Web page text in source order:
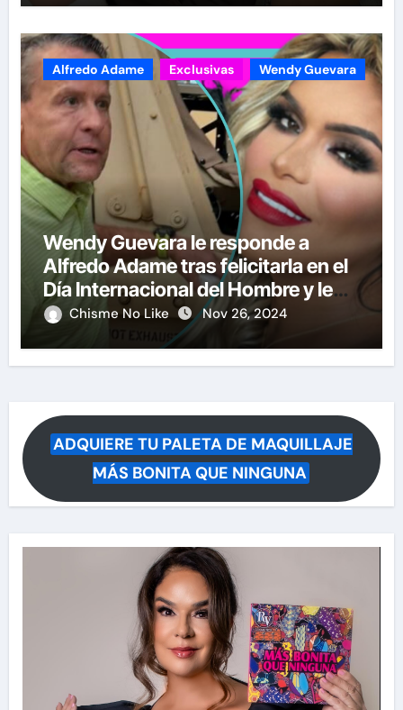
Alfredo Adame Exclusivas Wendy Guevara
Wendy Guevara le responde a
Alfredo Adame tras felicitarla en el
Día Internacional del Hombre y le
manda otro mensaje más fuerte
Chisme No Like Nov 26, 2024
ADQUIERE TU PALETA DE MAQUILLAJE
MÁS BONITA QUE NINGUNA